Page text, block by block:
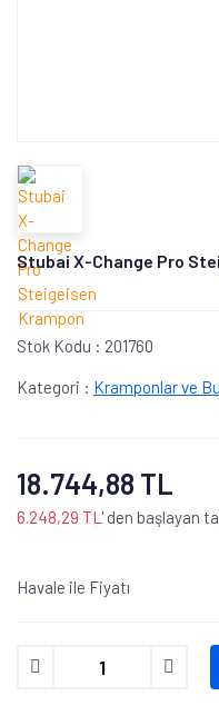
Stubai X-Change Pro
Stok Kodu : 201760
Kategori : Kramponlar ve
18.744,88 TL
6.248,29 TL ' den başlayan
Havale ile Fiyatı